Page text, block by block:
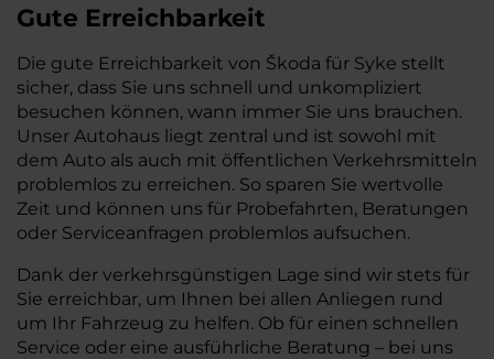
Gute Erreichbarkeit
Die gute Erreichbarkeit von Škoda für Syke stellt
sicher, dass Sie uns schnell und unkompliziert
besuchen können, wann immer Sie uns brauchen.
Unser Autohaus liegt zentral und ist sowohl mit
dem Auto als auch mit öffentlichen Verkehrsmitteln
problemlos zu erreichen. So sparen Sie wertvolle
Zeit und können uns für Probefahrten, Beratungen
oder Serviceanfragen problemlos aufsuchen.
Dank der verkehrsgünstigen Lage sind wir stets für
Sie erreichbar, um Ihnen bei allen Anliegen rund
um Ihr Fahrzeug zu helfen. Ob für einen schnellen
Service oder eine ausführliche Beratung – bei uns